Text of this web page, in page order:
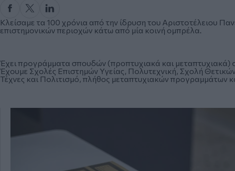
Κλείσαμε τα 100 χρόνια από την ίδρυση του Αριστοτέλειου
επιστημονικών περιοχών κάτω από μία κοινή ομπρέλα.
Έχει προγράμματα σπουδών (προπτυχιακά και μεταπτυχιακά)
Έχουμε Σχολές Επιστημών Υγείας, Πολυτεχνική, Σχολή
Τέχνες και Πολιτισμό, πλήθος μεταπτυχιακών προγραμμάτων